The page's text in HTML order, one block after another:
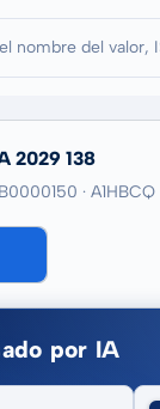
2029 138
· A1HBCQ
por IA